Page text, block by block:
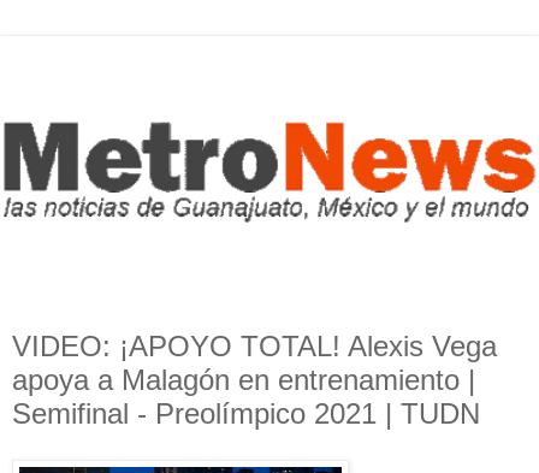
VIDEO: ¡APOYO TOTAL! Alexis Vega
apoya a Malagón en entrenamiento |
Semifinal - Preolímpico 2021 | TUDN